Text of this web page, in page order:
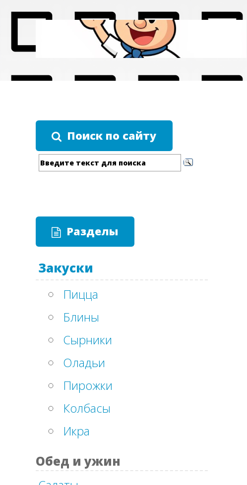
Поиск по сайту
Разделы
Закуски
Пицца
Блины
Сырники
Оладьи
Пирожки
Колбасы
Икра
Обед и ужин